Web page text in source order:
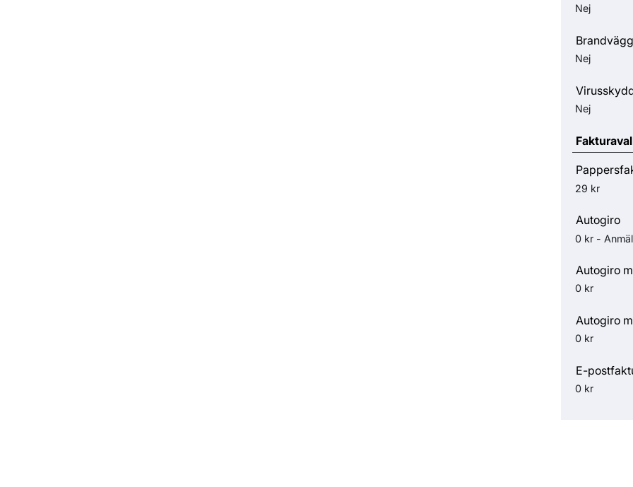
Nej
Brandvägg
Nej
Nej
Fakturaval
29 kr
Autogiro
0 kr -
Autogiro
0 kr
Autogiro
0 kr
E-
0 kr